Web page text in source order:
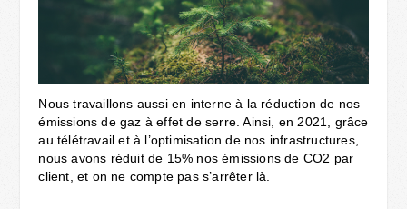
Nous travaillons aussi en interne à la réduction de nos
émissions de gaz à effet de serre. Ainsi, en 2021, grâce
au télétravail et à l’optimisation de nos infrastructures,
nous avons réduit de 15% nos émissions de CO2 par
client, et on ne compte pas s’arrêter là.